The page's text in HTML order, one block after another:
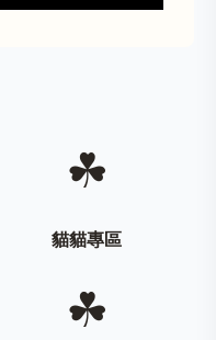
☘
貓貓專區
☘